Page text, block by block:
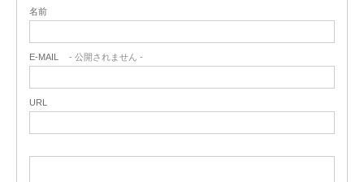
名前
E-MAIL - 公開されません -
URL